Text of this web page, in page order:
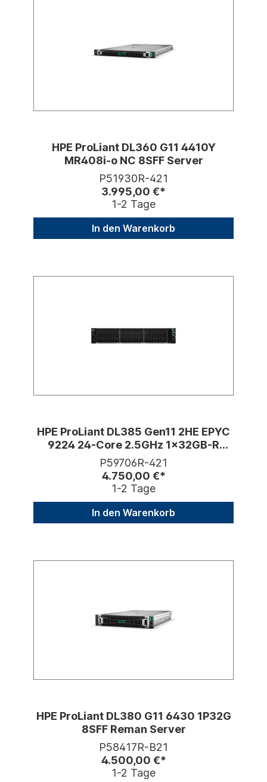
HPE ProLiant DL360 G11 4410Y
MR408i-o NC 8SFF Server
P51930R-421
3.995,00 €*
1-2 Tage
In den Warenkorb
HPE ProLiant DL385 Gen11 2HE EPYC
9224 24-Core 2.5GHz 1x32GB-R
8xSFF Hot Plug
P59706R-421
4.750,00 €*
1-2 Tage
In den Warenkorb
HPE ProLiant DL380 G11 6430 1P32G
8SFF Reman Server
P58417R-B21
4.500,00 €*
1-2 Tage